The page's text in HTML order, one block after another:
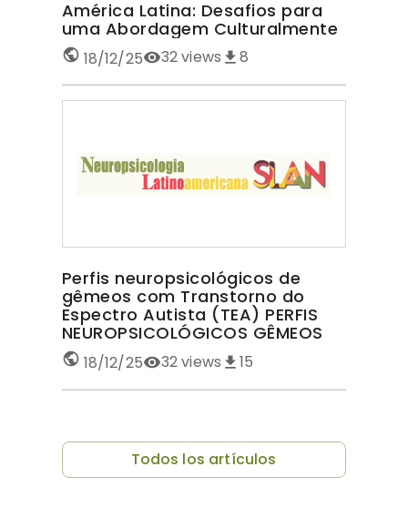
América Latina: Desafios para
uma Abordagem Culturalmente
Sensível TRANSTORNO
BORDERLINE NA AMÉRICA LATINA
18/12/25 32views 8
Perfis neuropsicológicos de
gêmeos com Transtorno do
Espectro Autista (TEA) PERFIS
NEUROPSICOLÓGICOS GÊMEOS
COM TEA
18/12/25 32views 15
Todos los artículos